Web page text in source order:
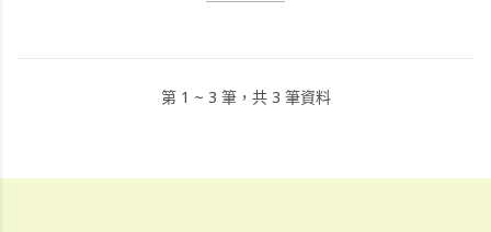
第 1 ~ 3 筆，共 3 筆資料